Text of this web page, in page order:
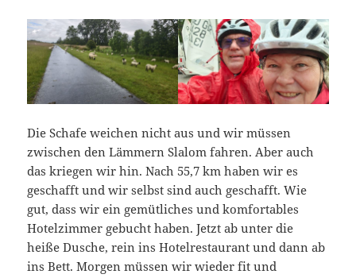
Die Schafe weichen nicht aus und wir müssen
zwischen den Lämmern Slalom fahren. Aber auch
das kriegen wir hin. Nach 55,7 km haben wir es
geschafft und wir selbst sind auch geschafft. Wie
gut, dass wir ein gemütliches und komfortables
Hotelzimmer gebucht haben. Jetzt ab unter die
heiße Dusche, rein ins Hotelrestaurant und dann ab
ins Bett. Morgen müssen wir wieder fit und